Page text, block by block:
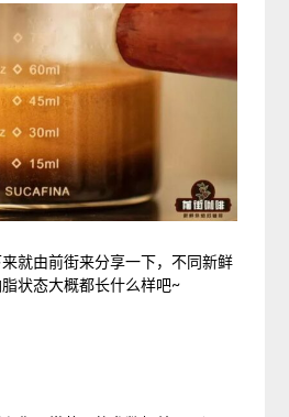
就由前街来分享一下，不同新鲜
状态大概都长什么样吧~